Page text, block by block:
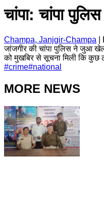
चांपा: चांपा
Champa, Janjgir-Champa
जांजगीर की चांपा पुलिस ने जुआ
को मुखबिर से सूचना मिली कि कुछ
#crime#national
MORE NEWS